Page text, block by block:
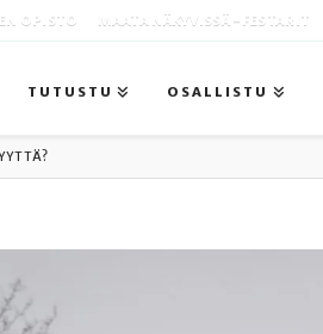
OPISTO MAATA NÄKYVISSÄ -FESTARIT
TUTUSTU OSALLISTU